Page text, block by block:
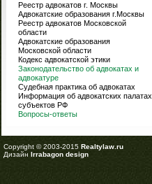
Реестр адвокатов г. Москвы
Адвокатские образования г.Москвы
Реестр адвокатов Московской
области
Адвокатские образования
Московской области
Кодекс адвокатской этики
Законодательство об адвокатах и
адвокатуре
Судебная практика об адвокатах
Информация об адвокатских палатах
субъектов РФ
Вопросы-ответы
Copyright © 2003-2015 Realtylaw.ru
Дизайн Irrabagon design